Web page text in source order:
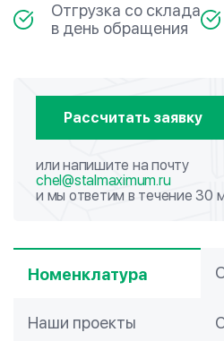
Отгрузка со склада
в день обращения
Рассчитать заявку
или напишите на почту
chel@stalmaximum.ru
и мы ответим в течение 30
Номенклатура
Наши проекты